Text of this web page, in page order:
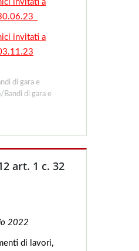
invitati a
invitati a
di gara e
Bandi di gara e
art. 1 c. 32
2022
di lavori,